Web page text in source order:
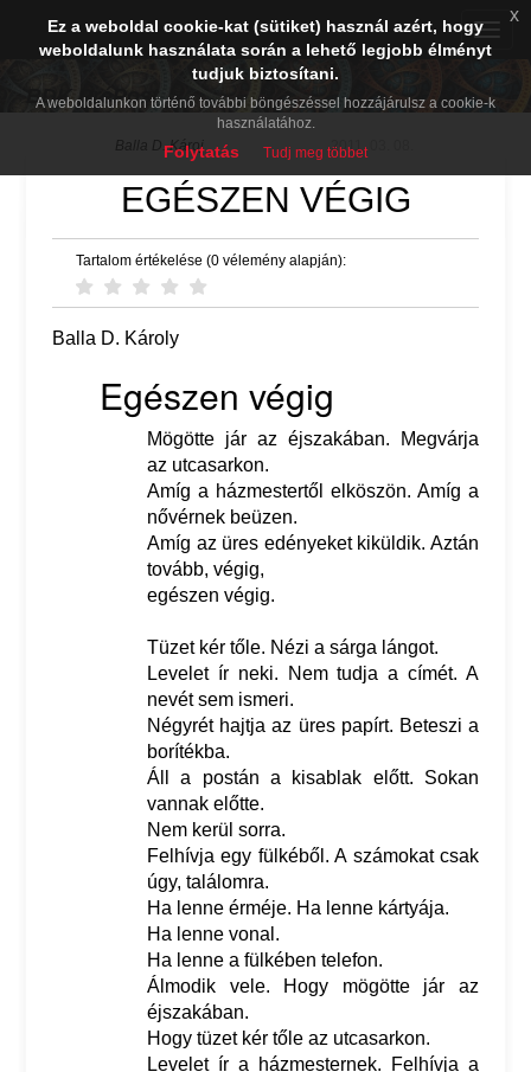
Toggle
BDK PréPost
Balla D. Károj 2011. 03. 08.
EGÉSZEN VÉGIG
Tartalom értékelése (0 vélemény alapján):
Balla D. Károly
Egészen végig
Mögötte jár az éjszakában. Megvárja
az utcasarkon.
Amíg a házmestertől elköszön. Amíg a
nővérnek beüzen.
Amíg az üres edényeket kiküldik. Aztán
tovább, végig,
egészen végig.
Tüzet kér tőle. Nézi a sárga lángot.
Levelet ír neki. Nem tudja a címét. A
nevét sem ismeri.
Négyrét hajtja az üres papírt. Beteszi a
borítékba.
Áll a postán a kisablak előtt. Sokan
vannak előtte.
Nem kerül sorra.
Felhívja egy fülkéből. A számokat csak
úgy, találomra.
Ha lenne érméje. Ha lenne kártyája.
Ha lenne vonal.
Ha lenne a fülkében telefon.
Álmodik vele. Hogy mögötte jár az
éjszakában.
Hogy tüzet kér tőle az utcasarkon.
Levelet ír a házmesternek. Felhívja a
Ez a weboldal cookie-kat (sütiket) használ azért, hogy
weboldalunk használata során a lehető legjobb élményt
tudjuk biztosítani.
A weboldalunkon történő további böngészéssel hozzájárulsz a cookie-k
használatához.
Folytatás Tudj meg többet
x